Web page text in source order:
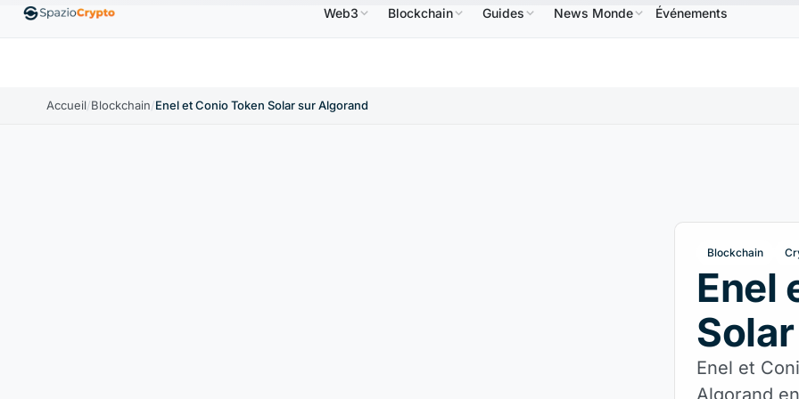
EthereumETH1 880,58 $US 0,9991 $US↑0.00% BNBBNB586,64 $US ↑2.10% USDC USDC0,9995 $US↑0.00% XRPXRP1,09 $US
Web3 Blockchain Guides News Monde Événements
Accueil/Blockchain/Enel et Conio Token Solar sur Algorand
Blockchain
Enel
Enel et
Algorand